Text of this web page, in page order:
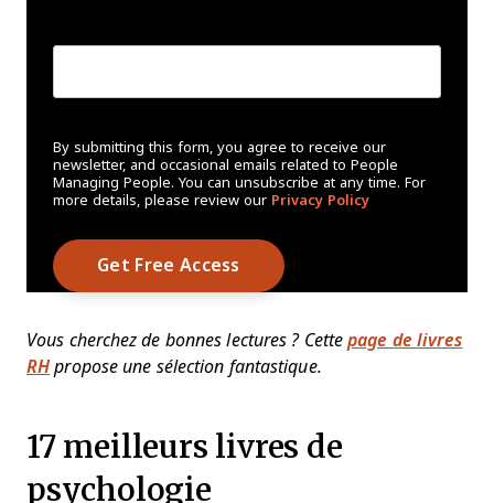
By submitting this form, you agree to receive our
newsletter, and occasional emails related to People
Managing People. You can unsubscribe at any time. For
more details, please review our Privacy Policy
Vous cherchez de bonnes lectures ? Cettepage de livres
RH propose une sélection fantastique.
17 meilleurs livres de
psychologie